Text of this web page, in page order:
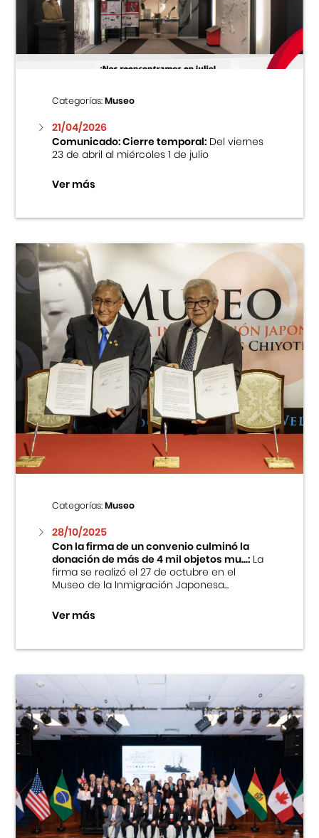
Centro Cultural Peruano Japonés
Museo de la Inmigración Japonesa
Fondo Editorial
Teatro Peruano Japonés
Categorías:Museo
21/04/2026
Comunicado: Cierre temporal:Del viernes
23 de abril al miércoles 1 de julio
Ver más
Categorías:Museo
28/10/2025
Con la firma de un convenio culminó la
donación de más de 4 mil objetos mu...:La
firma se realizó el 27 de octubre en el
Museo de la Inmigración Japonesa...
Ver más